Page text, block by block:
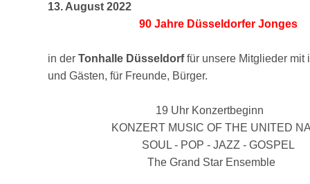
13. August 2022
90 Jahre Düsseldorfer Jonges
in der Tonhalle Düsseldorffür unsere Mitglieder mit
und Gästen, für Freunde, Bürger.
19 Uhr Konzertbeginn
KONZERT MUSIC OF THE UNITED
SOUL - POP - JAZZ - GOSPEL
The Grand Star Ensemble